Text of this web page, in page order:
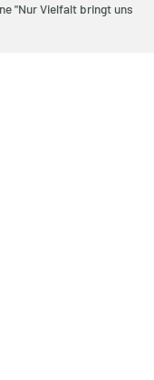
"Nur Vielfalt bringt uns